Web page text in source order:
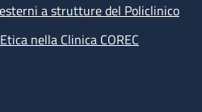
a strutture del Policlinico
nella Clinica COREC